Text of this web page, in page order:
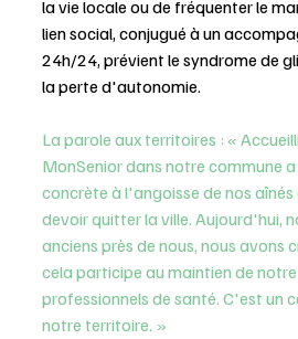
la vie locale ou de fréquenter le
lien social, conjugué à un
24h/24, prévient le syndrome de
la perte d'autonomie.
La parole aux territoires : «
MonSenior dans notre commune
concrète à l'angoisse de nos
devoir quitter la ville. Aujourd'hui,
anciens près de nous, nous avons
cela participe au maintien de
professionnels de santé. C'est un
notre territoire. »